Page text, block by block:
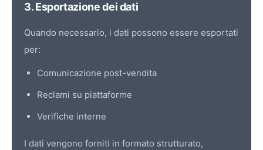
3. Esportazione dei dati
Quando necessario, i dati possono essere esportati
per:
Comunicazione post-vendita
Reclami su piattaforme
Verifiche interne
I dati vengono forniti in formato strutturato,